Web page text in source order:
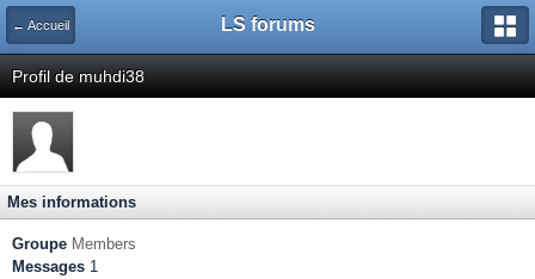
← Accueil LS forums
Profil de muhdi38
Mes informations
Groupe Members
Messages 1